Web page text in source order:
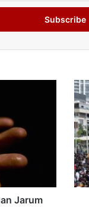
Jarum